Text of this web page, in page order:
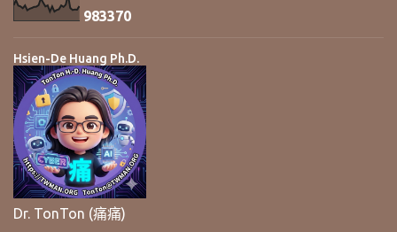
983370
Hsien-De Huang Ph.D.
Dr. TonTon (痛痛)